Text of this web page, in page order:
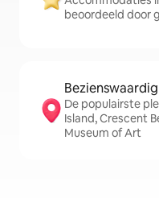
beoordeeld door
De populairste
Island, Crescent
Museum of Art